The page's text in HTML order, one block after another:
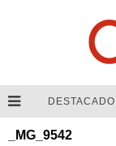
DESTACADO
_MG_9542